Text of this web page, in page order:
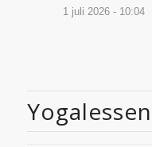
1 juli 2026 - 10:04
Yogalessen